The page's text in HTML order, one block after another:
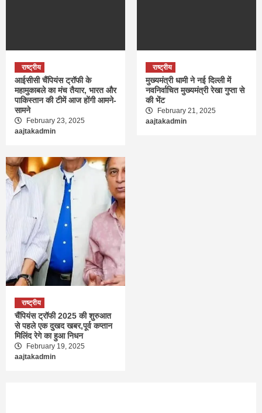
राष्ट्रीय
आईसीसी चैंपियंस ट्रॉफी के
महामुकाबले का मंच तैयार, भारत और
पाकिस्तान की टीमें आज होंगी आमने-
सामने
February 23, 2025
aajtakadmin
राष्ट्रीय
मुख्यमंत्री धामी ने नई दिल्ली में
नवनिर्वाचित मुख्यमंत्री रेखा गुप्ता से
की भेंट
February 21, 2025
aajtakadmin
राष्ट्रीय
चैंपियंस ट्रॉफी 2025 की शुरुआत
से पहले एक दुखद खबर,पूर्व कप्तान
मिलिंद रेगे का हुआ निधन
February 19, 2025
aajtakadmin